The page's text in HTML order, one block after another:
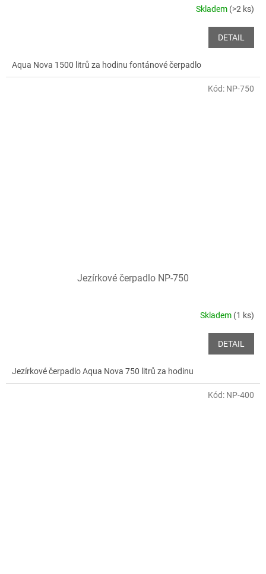
Skladem (>2 ks)
DETAIL
Aqua Nova 1500 litrů za hodinu fontánové čerpadlo
Jezírkové čerpadlo NP-750
Skladem (1 ks)
DETAIL
Jezírkové čerpadlo Aqua Nova 750 litrů za hodinu
Kód: NP-750
Kód: NP-400